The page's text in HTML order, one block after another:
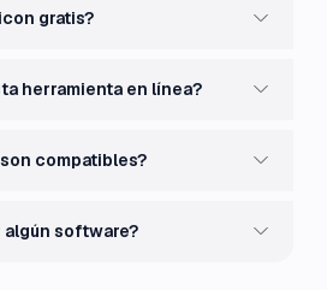
gratis?
herramienta en línea?
compatibles?
software?